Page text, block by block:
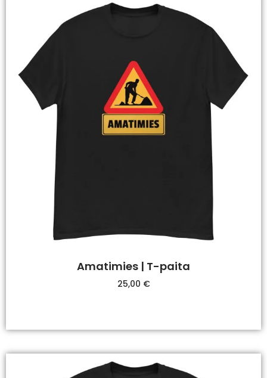
Amatimies | T-paita
25,00 €